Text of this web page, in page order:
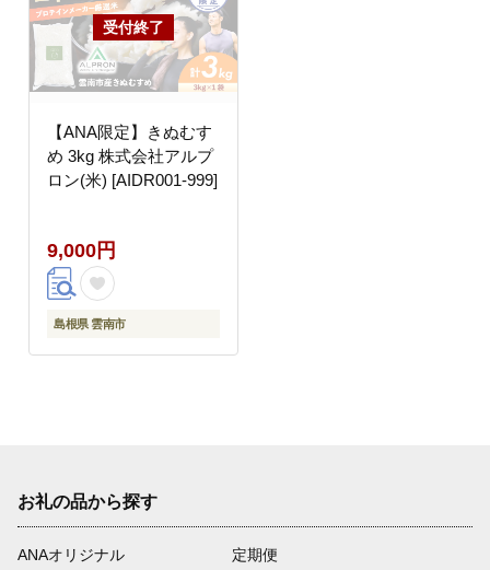
【ANA限定】きぬむす
め 3kg 株式会社アルプ
ロン(米) [AIDR001-999]
9,000円
島根県 雲南市
お礼の品から探す
ANAオリジナル
定期便